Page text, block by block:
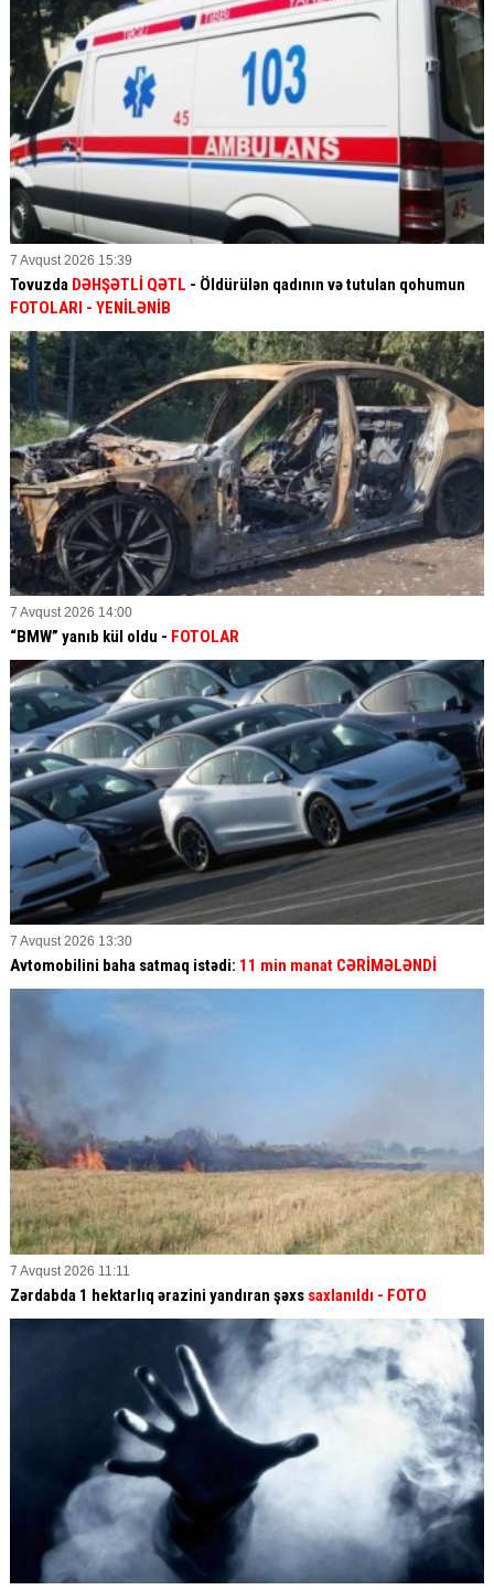
7 Avqust 2026 15:39
Tovuzda DƏHŞƏTLİ QƏTL - Öldürülən qadının və tutulan qohumun
FOTOLARI - YENİLƏNİB
7 Avqust 2026 14:00
“BMW” yanıb kül oldu - FOTOLAR
7 Avqust 2026 13:30
Avtomobilini baha satmaq istədi: 11 min manat CƏRİMƏLƏNDİ
7 Avqust 2026 11:11
Zərdabda 1 hektarlıq ərazini yandıran şəxs saxlanıldı - FOTO